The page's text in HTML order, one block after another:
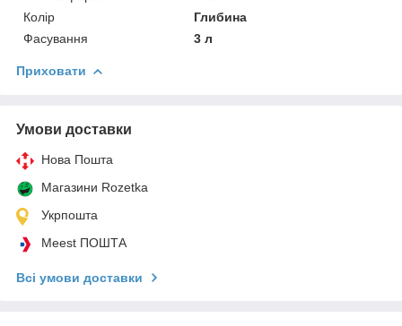
Колір
Глибина
Фасування
3 л
Приховати
Умови доставки
Нова Пошта
Магазини Rozetka
Укрпошта
Meest ПОШТА
Всі умови доставки